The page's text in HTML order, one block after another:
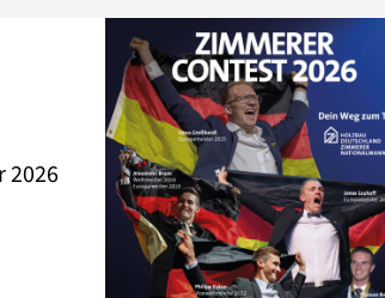
2026